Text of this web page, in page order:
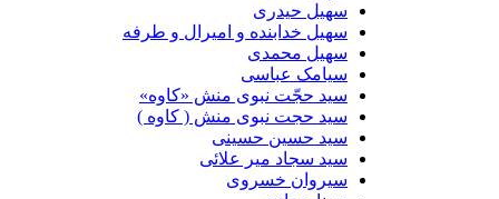
سهیل حیدری
سهیل خدابنده و امیرال و طرفه
سهیل محمدی
سیامک عباسی
سید حجّت نبوی منش «کاوه»
سید حجت نبوی منش ( کاوه )
سید حسین حسینى
سید سجاد میر علائی
سیروان خسروی